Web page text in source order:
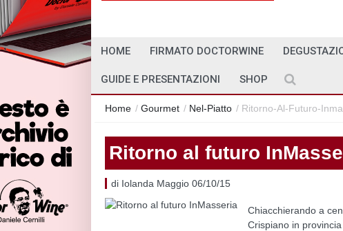
HOME FIRMATO DOCTORWINE
GUIDE E PRESENTAZIONI SHOP
Home / Gourmet / Nel-Piatto / Ritorno-Al-Futuro-
Ritorno al futuro
di Iolanda Maggio 06/10/15
Chiacchierando a
Crispiano in